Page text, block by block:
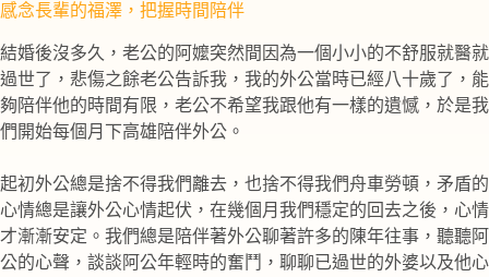
感念長輩的福澤，把握時間陪伴
結婚後沒多久，老公的阿嬤突然間因為一個小小的不舒服就醫就
過世了，悲傷之餘老公告訴我，我的外公當時已經八十歲了，能
夠陪伴他的時間有限，老公不希望我跟他有一樣的遺憾，於是我
們開始每個月下高雄陪伴外公。
起初外公總是捨不得我們離去，也捨不得我們舟車勞頓，矛盾的
心情總是讓外公心情起伏，在幾個月我們穩定的回去之後，心情
才漸漸安定。我們總是陪伴著外公聊著許多的陳年往事，聽聽阿
公的心聲，談談阿公年輕時的奮鬥，聊聊已過世的外婆以及他心